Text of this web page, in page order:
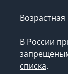
Возрастная
В России
списка.